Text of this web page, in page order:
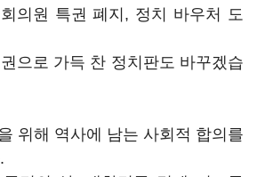
의원 특권 폐지, 정치 바우처 도
권으로 가득 찬 정치판도 바꾸겠습
위해 역사에 남는 사회적 합의를